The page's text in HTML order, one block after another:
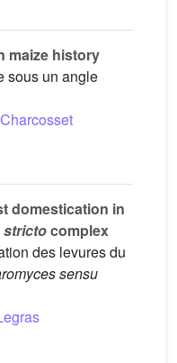
maize history
sous un angle
domestication in
strictocomplex
des levures du
sensu